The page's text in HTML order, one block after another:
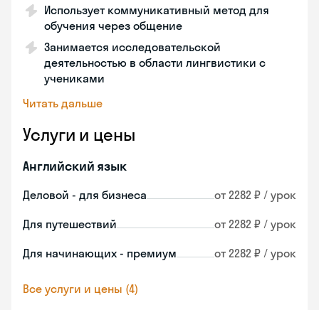
Использует коммуникативный метод для
обучения через общение
Занимается исследовательской
деятельностью в области лингвистики с
учениками
Читать дальше
Услуги и цены
Английский язык
Деловой - для бизнеса от 2282 ₽ / урок
Для путешествий от 2282 ₽ / урок
Для начинающих - премиум от 2282 ₽ / урок
Все услуги и цены (4)